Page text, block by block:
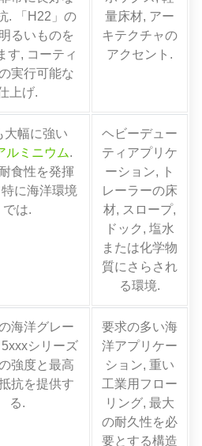
. 「H22」の
るいものを
す, コーティ
実行可能な
上げ.
量床材, アー
キテクチャの
アクセント.
大幅に強い
ルミニウム.
食性を発揮
特に海洋環境
では.
ヘビーデュー
ティアプリケ
ーション, ト
レーラーの床
材, スロープ,
ドック, 塩水
または化学物
質にさらされ
る環境.
海洋グレー
5xxxシリーズ
強度と最高
抗を提供す
る.
要求の多い海
洋アプリケー
ション, 重い
工業用フロー
リング, 最大
の耐久性を必
要とする構造